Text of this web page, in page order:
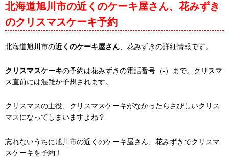
北海道旭川市の近くのケーキ屋さん、花みずき
のクリスマスケーキ予約
北海道旭川市の近くのケーキ屋さん 、花みずきの詳細情報です。
クリスマスケーキの予約は花みずきの電話番号（-）まで。クリスマ
ス直前には混雑が予想されます。
クリスマスの主役、クリスマスケーキがなかったらさびしいクリス
マスになってしまいますよね？
忘れないうちに旭川市の近くのケーキ屋さん、花みずきでクリスマ
スケーキを予約！